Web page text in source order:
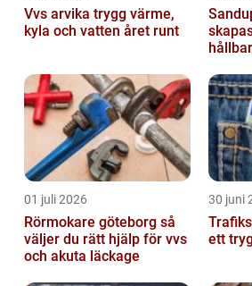
Vvs arvika trygg värme,
kyla och vatten året runt
01 juli 2026
Rörmokare göteborg så
väljer du rätt hjälp för vvs
och akuta läckage
30 juni
ett